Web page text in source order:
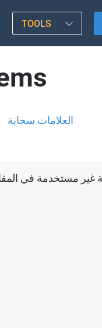
TOOLS
العلامات سحابة